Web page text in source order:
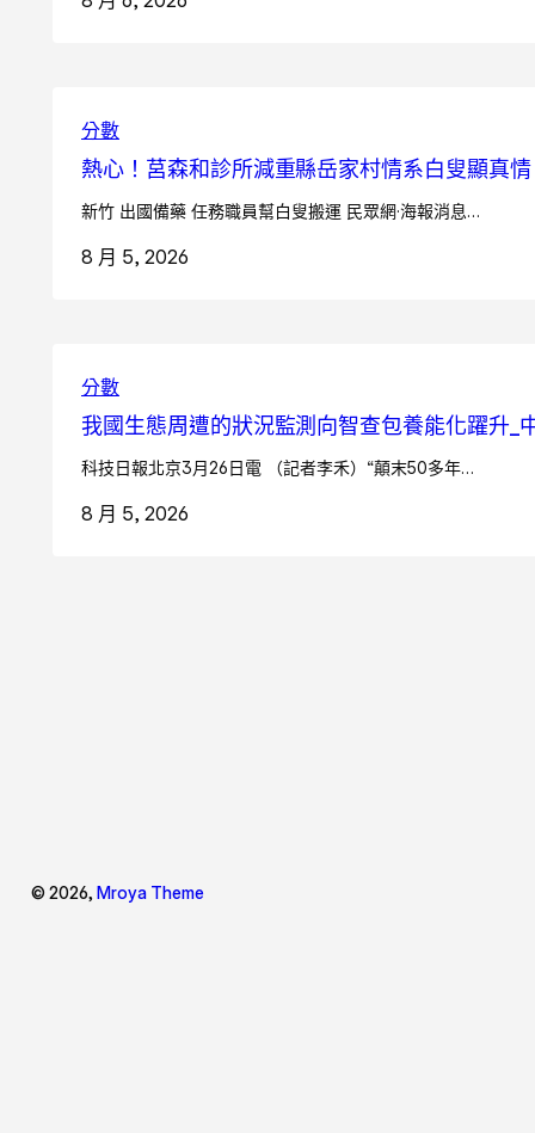
分數
熱心！莒森和診所減重縣岳家村情系白叟顯真
新竹 出國備藥 任務職員幫白叟搬運 民眾網·海報消息…
8 月 5, 2026
分數
我國生態周遭的狀況監測向智查包養能化躍升_
科技日報北京3月26日電 （記者李禾）“顛末50多年…
8 月 5, 2026
© 2026, Mroya Theme